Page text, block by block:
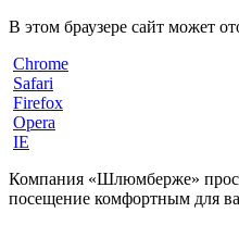
В этом браузере сайт может
Chrome
Safari
Firefox
Opera
IE
Компания «Шлюмберже»
посещение комфортным для